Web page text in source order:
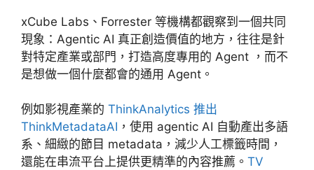
xCube Labs、Forrester 等機構都觀察到一個共同
現象：Agentic AI 真正創造價值的地方，往往是針
對特定產業或部門，打造高度專用的 Agent ，而不
是想做一個什麼都會的通用 Agent。
例如影視產業的 ThinkAnalytics 推出
ThinkMetadataAI ，使用 agentic AI 自動產出多語
系、細緻的節目 metadata，減少人工標籤時間，
還能在串流平台上提供更精準的內容推薦。 TV